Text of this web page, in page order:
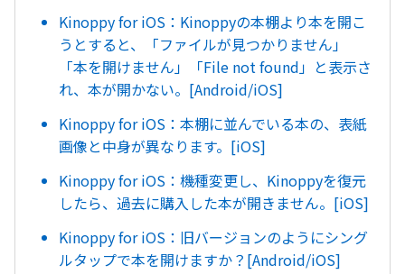
Kinoppy for iOS：Kinoppyの本棚より本を開こ
うとすると、「ファイルが見つかりません」
「本を開けません」「File not found」と表示さ
れ、本が開かない。[Android/iOS]
Kinoppy for iOS：本棚に並んでいる本の、表紙
画像と中身が異なります。[iOS]
Kinoppy for iOS：機種変更し、Kinoppyを復元
したら、過去に購入した本が開きません。[iOS]
Kinoppy for iOS：旧バージョンのようにシング
ルタップで本を開けますか？[Android/iOS]